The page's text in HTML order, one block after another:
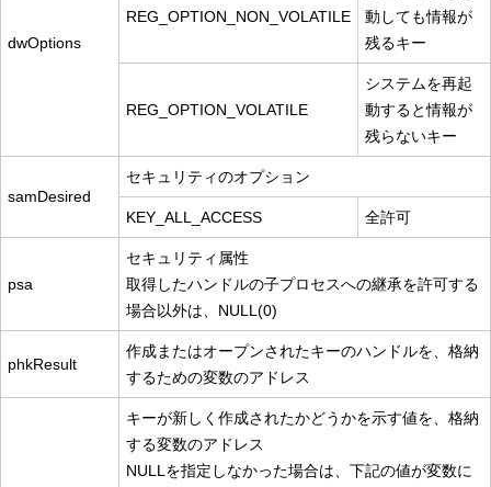
dwOptions
REG_OPTION_NON_VOLATILE
動しても情報が
残るキー
REG_OPTION_VOLATILE
システムを再起
動すると情報が
残らないキー
samDesired
セキュリティのオプション
KEY_ALL_ACCESS 全許可
psa
セキュリティ属性
取得したハンドルの子プロセスへの継承を許可する
場合以外は、NULL(0)
phkResult
作成またはオープンされたキーのハンドルを、格納
するための変数のアドレス
キーが新しく作成されたかどうかを示す値を、格納
する変数のアドレス
NULLを指定しなかった場合は、下記の値が変数に